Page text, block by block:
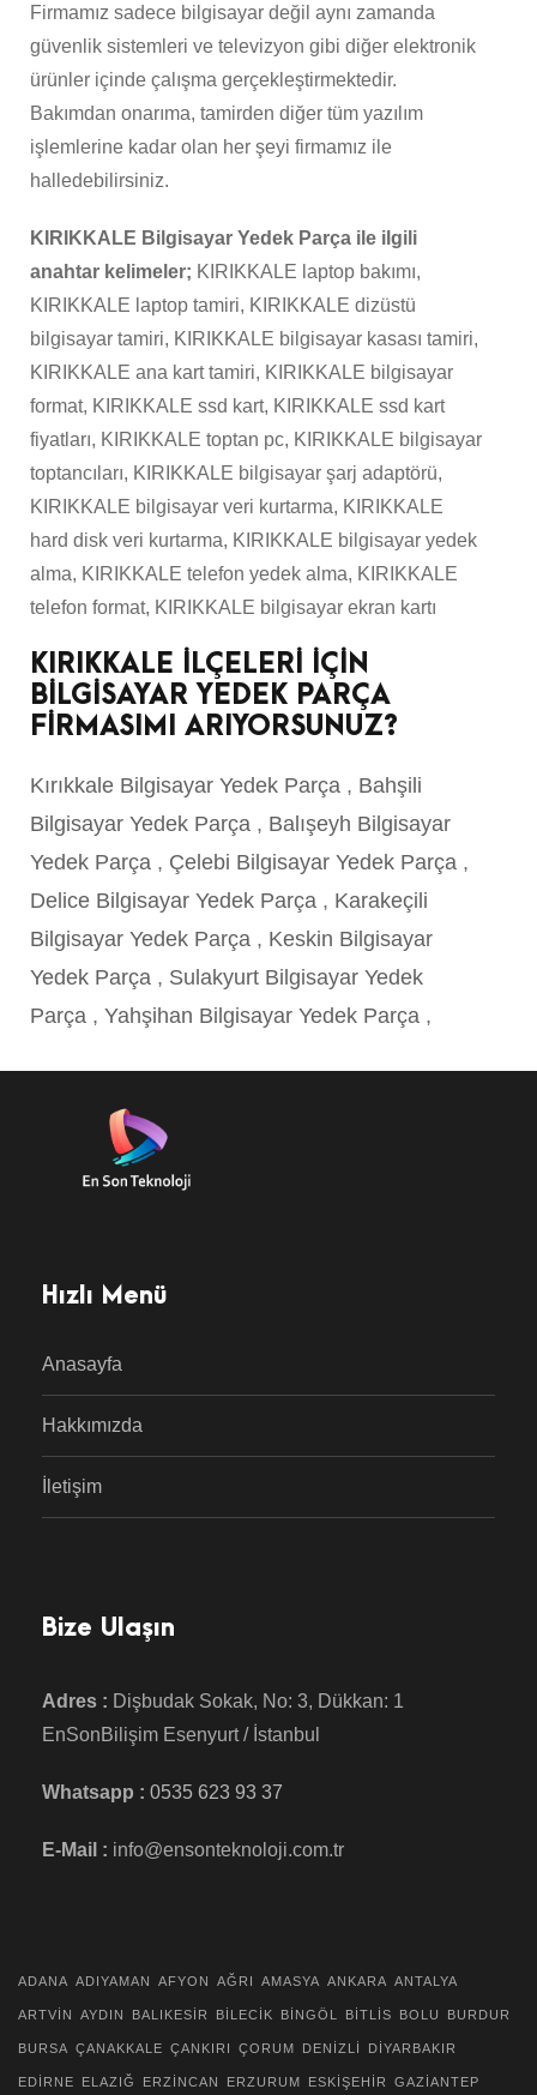
Firmamız sadece bilgisayar değil aynı zamanda
güvenlik sistemleri ve televizyon gibi diğer elektronik
ürünler içinde çalışma gerçekleştirmektedir.
Bakımdan onarıma, tamirden diğer tüm yazılım
işlemlerine kadar olan her şeyi firmamız ile
halledebilirsiniz.
KIRIKKALE Bilgisayar Yedek Parça ile ilgili
anahtar kelimeler; KIRIKKALE laptop bakımı,
KIRIKKALE laptop tamiri, KIRIKKALE dizüstü
bilgisayar tamiri, KIRIKKALE bilgisayar kasası tamiri,
KIRIKKALE ana kart tamiri, KIRIKKALE bilgisayar
format, KIRIKKALE ssd kart, KIRIKKALE ssd kart
fiyatları, KIRIKKALE toptan pc, KIRIKKALE bilgisayar
toptancıları, KIRIKKALE bilgisayar şarj adaptörü,
KIRIKKALE bilgisayar veri kurtarma, KIRIKKALE
hard disk veri kurtarma, KIRIKKALE bilgisayar yedek
alma, KIRIKKALE telefon yedek alma, KIRIKKALE
telefon format, KIRIKKALE bilgisayar ekran kartı
KIRIKKALE İLÇELERİ İÇİN
BİLGİSAYAR YEDEK PARÇA
FİRMASIMI ARIYORSUNUZ?
Kırıkkale Bilgisayar Yedek Parça , Bahşili
Bilgisayar Yedek Parça , Balışeyh Bilgisayar
Yedek Parça , Çelebi Bilgisayar Yedek Parça ,
Delice Bilgisayar Yedek Parça , Karakeçili
Bilgisayar Yedek Parça , Keskin Bilgisayar
Yedek Parça , Sulakyurt Bilgisayar Yedek
Parça , Yahşihan Bilgisayar Yedek Parça ,
Hızlı Menü
Anasayfa
Hakkımızda
İletişim
Bize Ulaşın
Adres : Dişbudak Sokak, No: 3, Dükkan: 1
EnSonBilişim Esenyurt / İstanbul
Whatsapp : 0535 623 93 37
E-Mail : info@ensonteknoloji.com.tr
ADANA ADIYAMAN AFYON AĞRI AMASYA ANKARA ANTALYA
ARTVİN AYDIN BALIKESİR BİLECİK BİNGÖL BİTLİS BOLU BURDUR
BURSA ÇANAKKALE ÇANKIRI ÇORUM DENİZLİ DİYARBAKIR
EDİRNE ELAZIĞ ERZİNCAN ERZURUM ESKİŞEHİR GAZİANTEP